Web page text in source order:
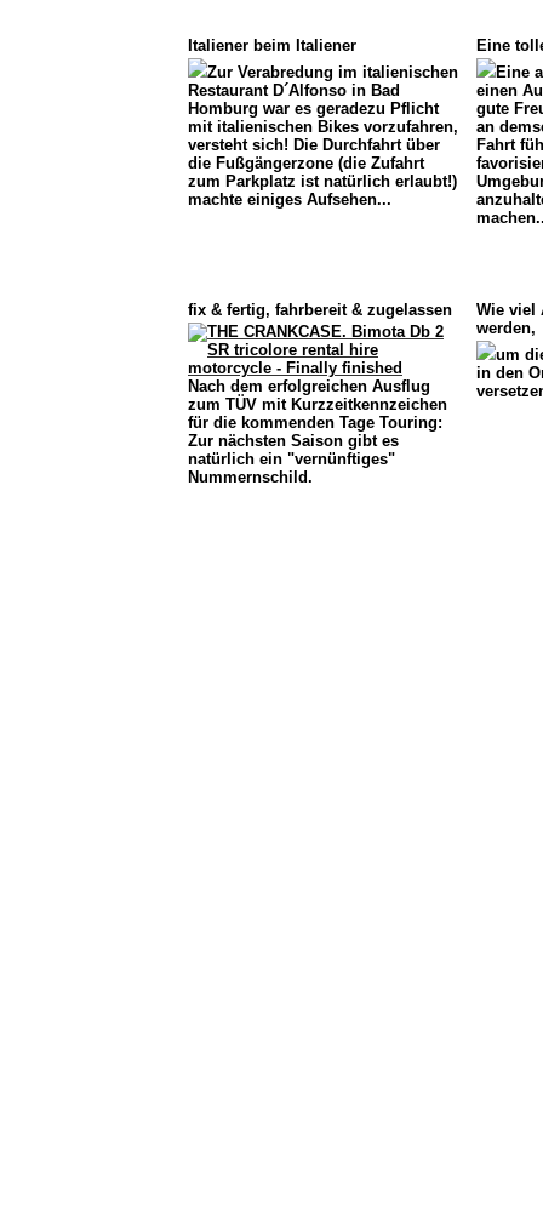
Italiener beim Italiener
Zur Verabredung im italienischen
Restaurant D´Alfonso in Bad
Homburg war es geradezu Pflicht
mit italienischen Bikes vorzufahren,
versteht sich! Die Durchfahrt über
die Fußgängerzone (die Zufahrt
zum Parkplatz ist natürlich erlaubt!)
machte einiges Aufsehen...
Eine
Eine
einen
gute
an
Fahrt
fix & fertig, fahrbereit & zugelassen
Nach dem erfolgreichen Ausflug
zum TÜV mit Kurzzeitkennzeichen
für die kommenden Tage Touring:
Zur nächsten Saison gibt es
natürlich ein "vernünftiges"
Nummernschild.
Wie viel
werden,
um
in den